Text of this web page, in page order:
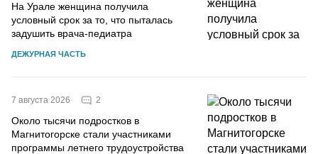
На Урале женщина получила
условный срок за то, что пыталась
задушить врача-педиатра
ДЕЖУРНАЯ ЧАСТЬ
7 августа 2026 2
Около тысячи подростков в
Магнитогорске стали участниками
программы летнего трудоустройства